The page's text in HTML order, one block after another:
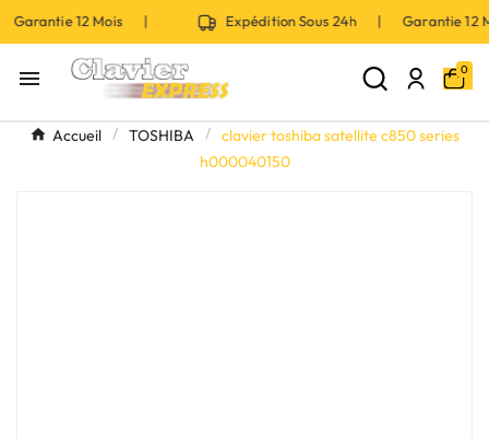
12 Mois | Expédition Sous 24h | Garantie
 0
Accueil TOSHIBA
clavier toshiba satellite c850 series
h000040150